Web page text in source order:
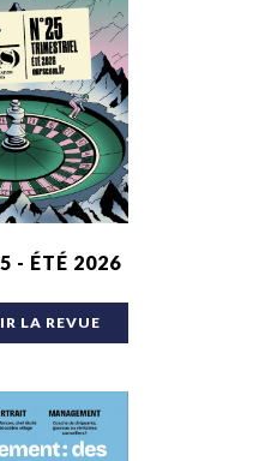
- ÉTÉ 2026
LA REVUE